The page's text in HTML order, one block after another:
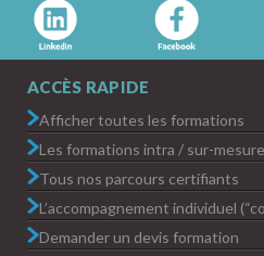
ACCÈS RAPIDE
Afficher toutes les formations
Les formations intra / sur-mesure
Tous nos parcours certifiants
L’accompagnement individuel
Demander un devis formation